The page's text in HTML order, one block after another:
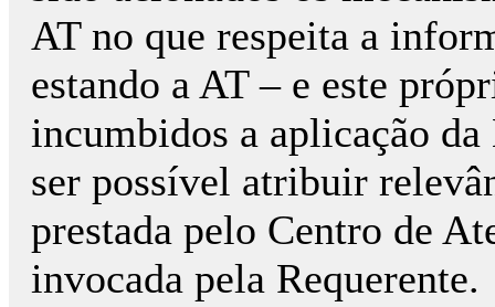
AT no que respeita a
estando a AT – e este
incumbidos a aplicação
ser possível atribuir
prestada pelo Centro de
invocada pela Requerente.